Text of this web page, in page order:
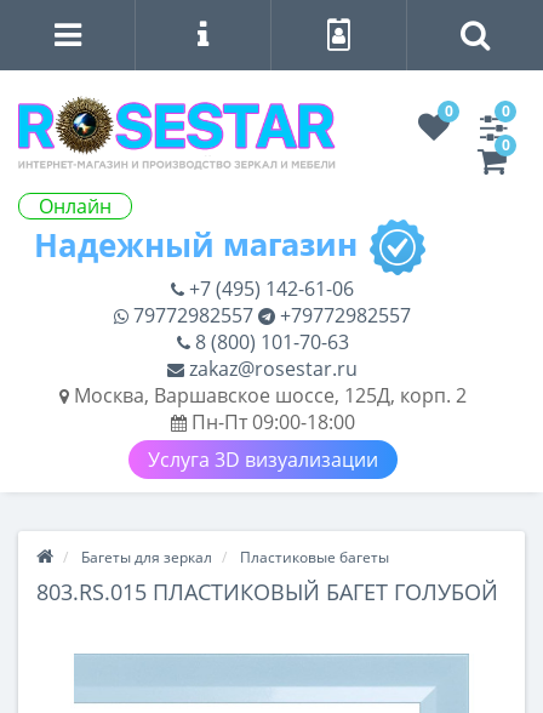
Онлайн
0
0
0
+7 (495) 142-61-06
79772982557
+79772982557
8 (800) 101-70-63
zakaz@rosestar.ru
Москва, Варшавское шоссе, 125Д, корп. 2
Пн-Пт 09:00-18:00
Услуга 3D визуализации
Багеты для зеркал Пластиковые багеты
803.RS.015 ПЛАСТИКОВЫЙ БАГЕТ ГОЛУБОЙ